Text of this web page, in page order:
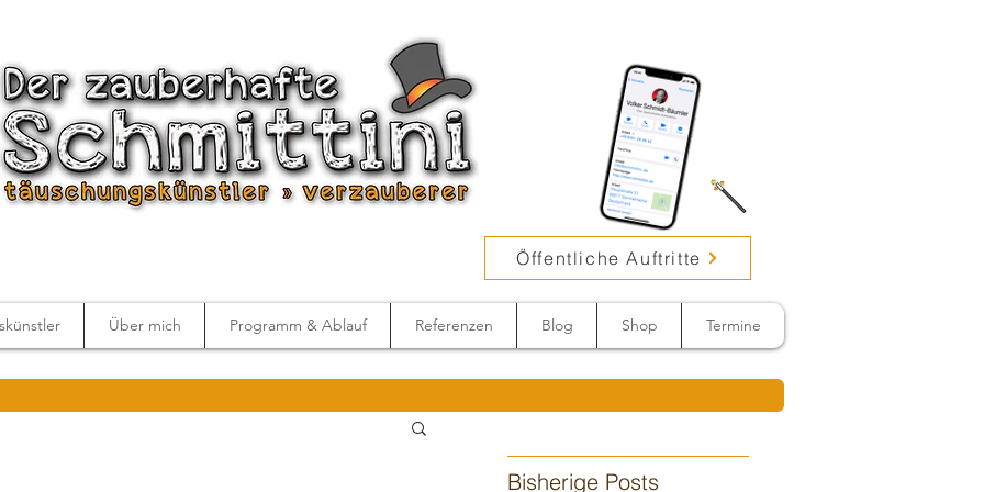
Öffentliche Auftritte
Über mich Programm & Ablauf Referenzen Blog Shop Termine
Bisherige Posts